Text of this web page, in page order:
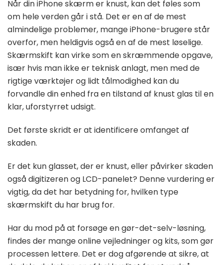
Når din iPhone skærm er knust, kan det føles som
om hele verden går i stå. Det er en af de mest
almindelige problemer, mange iPhone-brugere står
overfor, men heldigvis også en af de mest løselige.
Skærmskift kan virke som en skræmmende opgave,
især hvis man ikke er teknisk anlagt, men med de
rigtige værktøjer og lidt tålmodighed kan du
forvandle din enhed fra en tilstand af knust glas til en
klar, uforstyrret udsigt.
Det første skridt er at identificere omfanget af
skaden.
Er det kun glasset, der er knust, eller påvirker skaden
også digitizeren og LCD-panelet? Denne vurdering er
vigtig, da det har betydning for, hvilken type
skærmskift du har brug for.
Har du mod på at forsøge en gør-det-selv-løsning,
findes der mange online vejledninger og kits, som gør
processen lettere. Det er dog afgørende at sikre, at